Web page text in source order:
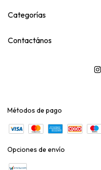
Categorías
Contactános
Métodos de pago
Opciones de envío